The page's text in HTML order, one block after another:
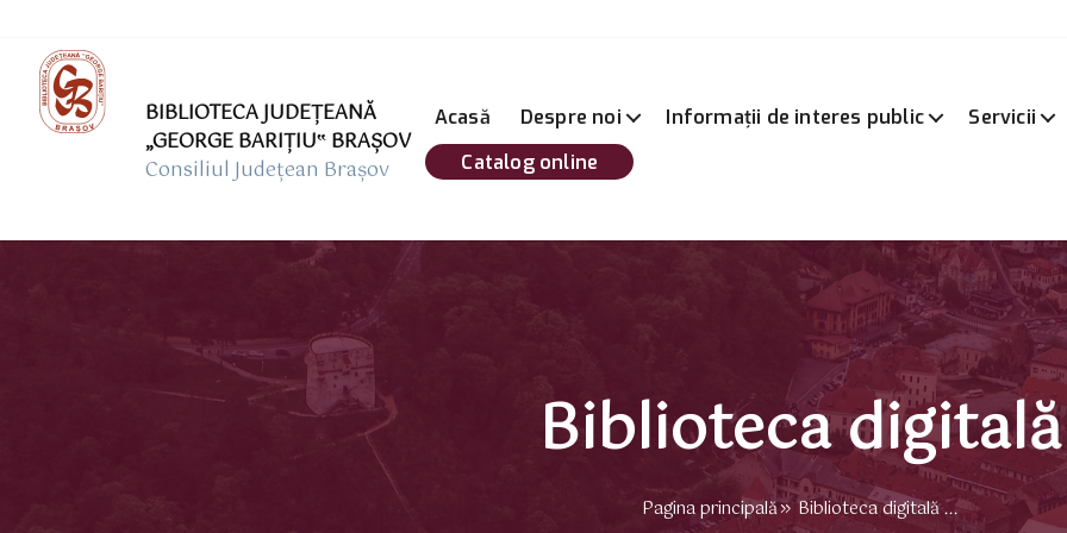
BIBLIOTECA JUDEȚEANĂ
„GEORGE BARIŢIU‟ BRAŞOV
Consiliul Județean Brașov
Acasă Despre noi Informații de interes public Servicii
Catalog online
Biblioteca digitală
Pagina principală Biblioteca digitală ...